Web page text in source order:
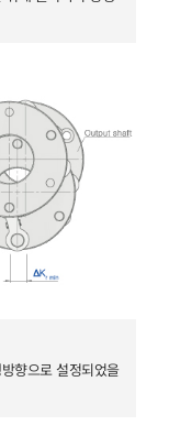
향으로 설정되었을